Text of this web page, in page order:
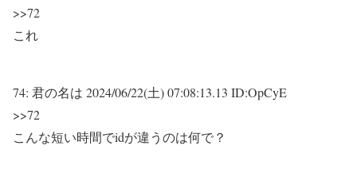
>>72
これ
74: 君の名は 2024/06/22(土) 07:08:13.13 ID:OpCyE
>>72
こんな短い時間でidが違うのは何で？